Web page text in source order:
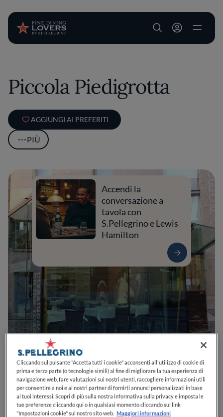
User account
Piccola Piedigrotta
AGGIUNGI AI PREFERITI
PIÙ
0 0 0
Accendi la
conversazione a
tavola con
S.Pellegrino e Lewis
Hamilton
Piazza XXV Aprile, 142121Reggio nell'EmiliaREItalia
Cliccando sul pulsante "Accetta tutti i cookie" acconsenti all'utilizzo di cookie di
prima e terza parte (o tecnologie simili) al fine di migliorare la tua esperienza di
navigazione web, fare valutazioni sui nostri utenti, raccogliere informazioni utili
per consentire a noi e ai nostri partner di fornirti annunci personalizzati in base
ai tuoi interessi. Scopri di più sulla nostra informativa sulla privacy e imposta le
tue preferenze cliccando qui o in qualsiasi momento cliccando sul link
"Impostazioni cookie" sul nostro sito web. Maggiori informazioni